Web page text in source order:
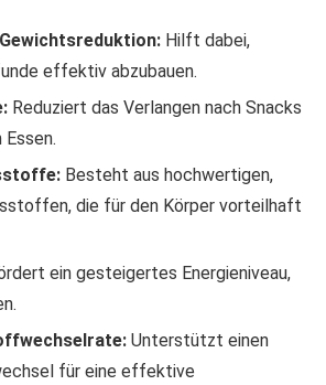
Hilft dabei,
effektiv abzubauen.
Reduziert das Verlangen nach Snacks
Besteht aus hochwertigen,
die für den Körper vorteilhaft
ein gesteigertes Energieniveau,
Unterstützt einen
für eine effektive